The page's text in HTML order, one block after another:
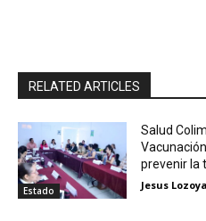
RELATED ARTICLES
Estado
Salud
prevenir la
Jesus Lozoya